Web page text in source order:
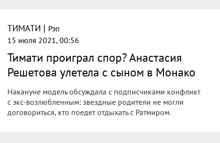
ТИМАТИ | Рэп
15 июля 2021, 00:56
Тимати проиграл спор? Анастасия
Решетова улетела с сыном в Монако
Накануне модель обсуждала с подписчиками конфликт
с экс-возлюбленным: звездные родители не могли
договориться, кто поедет отдыхать с Ратмиром.